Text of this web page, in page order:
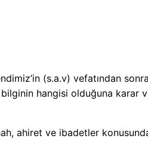
(s.a.v) vefatından
hangisi olduğuna karar
ahiret ve ibadetler